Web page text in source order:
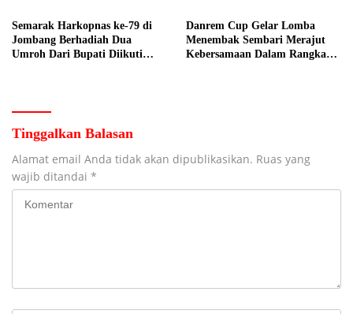
Semarak Harkopnas ke-79 di
Jombang Berhadiah Dua
Umroh Dari Bupati Diikuti
Danrem Cup Gelar Lomba
Menembak Sembari Merajut
Kebersamaan Dalam Rangka
Tinggalkan Balasan
Alamat email Anda tidak akan dipublikasikan. Ruas yang
wajib ditandai *